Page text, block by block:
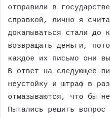
отправили в
справкой, лично я
докапываться стали до
возвращать деньги,
каждое их письмо они
В ответ на следующее
неустойку и штраф в
отмазываются, что бы
Пытались решить вопрос